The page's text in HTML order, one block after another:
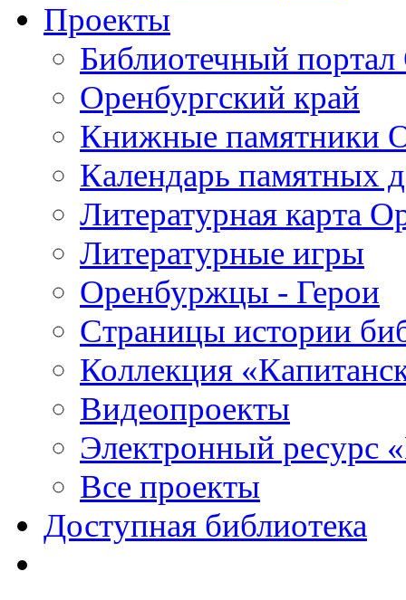
Проекты
Библиотечный портал
Оренбургский край
Книжные памятники
Календарь памятных
Литературная карта
Литературные игры
Оренбуржцы - Герои
Страницы истории
Коллекция
Видеопроекты
Электронный ресурс
Все проекты
Доступная библиотека